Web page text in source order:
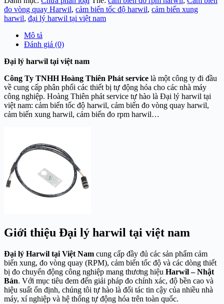
đo vòng quay Harwil, cảm biến tốc độ harwil, cảm biến xung
harwil, đại lý harwil tại việt nam
Mô tả
Đánh giá (0)
Đại lý harwil tại việt nam
Công Ty TNHH Hoàng Thiên Phát service là một công ty đi đầu
về cung cấp phân phối các thiết bị tự động hóa cho các nhà máy
công nghiệp. Hoàng Thiên phát service tự hào là Đại lý harwil tại
việt nam: cảm biến tốc độ harwil, cảm biến đo vòng quay harwil,
cảm biến xung harwil, cảm biến đo rpm harwil…
Giới thiệu Đại lý harwil tại việt nam
Đại lý Harwil tại Việt Nam cung cấp đầy đủ các sản phẩm cảm
biến xung, đo vòng quay (RPM), cảm biến tốc độ và các dòng thiết
bị đo chuyển động công nghiệp mang thương hiệu Harwil – Nhật
Bản. Với mục tiêu đem đến giải pháp đo chính xác, độ bền cao và
hiệu suất ổn định, chúng tôi tự hào là đối tác tin cậy của nhiều nhà
máy, xí nghiệp và hệ thống tự động hóa trên toàn quốc.